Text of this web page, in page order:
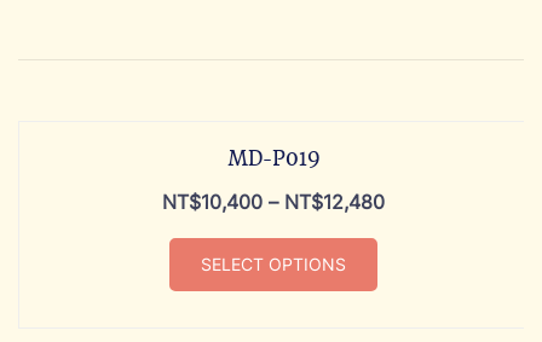
MD-P019
NT$10,400 – NT$12,480
SELECT OPTIONS